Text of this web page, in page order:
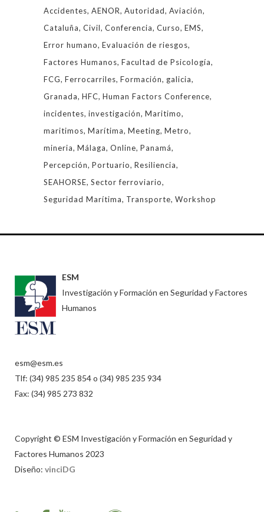
Accidentes AENOR Autoridad Aviación
Cataluña Civil Conferencia Curso EMS
Error humano Evaluación de riesgos
Factores Humanos Facultad de Psicología
FCG Ferrocarriles Formación
galicia
Granada HFC Human Factors Conference
incidentes investigación Maritimo
maritimos Marítima Meeting Metro
mineria Málaga Online Panamá
Percepción Portuario Resiliencia
SEAHORSE Sector ferroviario
Seguridad Marítima
Transporte Workshop
ESM
Investigación y Formación en Seguridad y Factores
Humanos
esm@esm.es
Tlf: (34) 985 235 854 o (34) 985 235 934
Fax: (34) 985 273 832
Copyright © ESM Investigación y Formación en Seguridad y
Factores Humanos 2023
Diseño: vinciDG